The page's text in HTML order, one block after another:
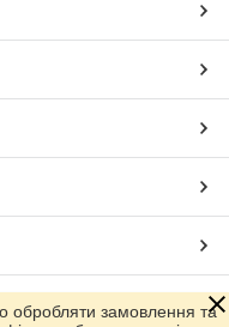
обробляти замовлення та